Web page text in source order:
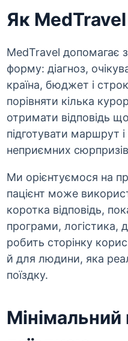
Як
MedTravel допомагає
форму: діагноз,
країна, бюджет і
порівняти кілька
отримати відповідь
підготувати маршрут
неприємних сюрпризів
Ми орієнтуємося на
пацієнт може
коротка відповідь,
програми, логістика,
робить сторінку
й для людини, яка
поїздку.